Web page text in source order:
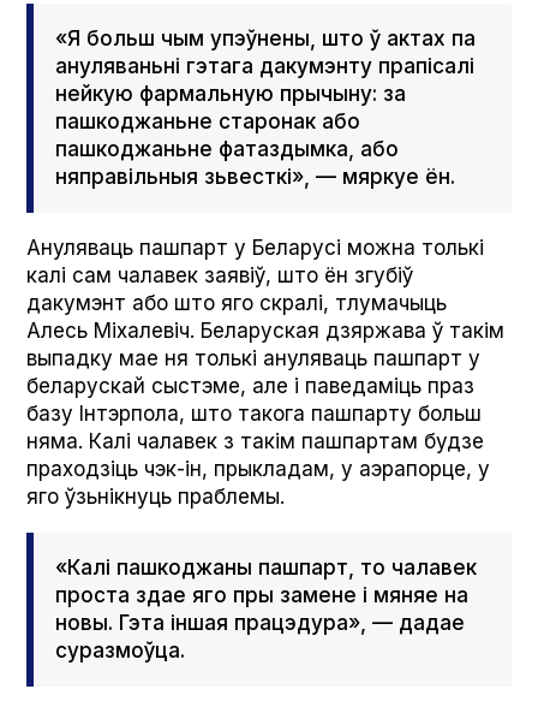
«Я больш чым упэўнены, што ў актах па
ануляваньні гэтага дакумэнту прапісалі
нейкую фармальную прычыну: за
пашкоджаньне старонак або
пашкоджаньне фатаздымка, або
няправільныя зьвесткі», — мяркуе ён.
Ануляваць пашпарт у Беларусі можна толькі
калі сам чалавек заявіў, што ён згубіў
дакумэнт або што яго скралі, тлумачыць
Алесь Міхалевіч. Беларуская дзяржава ў такім
выпадку мае ня толькі ануляваць пашпарт у
беларускай сыстэме, але і паведаміць праз
базу Інтэрпола, што такога пашпарту больш
няма. Калі чалавек з такім пашпартам будзе
праходзіць чэк-ін, прыкладам, у аэрапорце, у
яго ўзьнікнуць праблемы.
«Калі пашкоджаны пашпарт, то чалавек
проста здае яго пры замене і мяняе на
новы. Гэта іншая працэдура», — дадае
суразмоўца.